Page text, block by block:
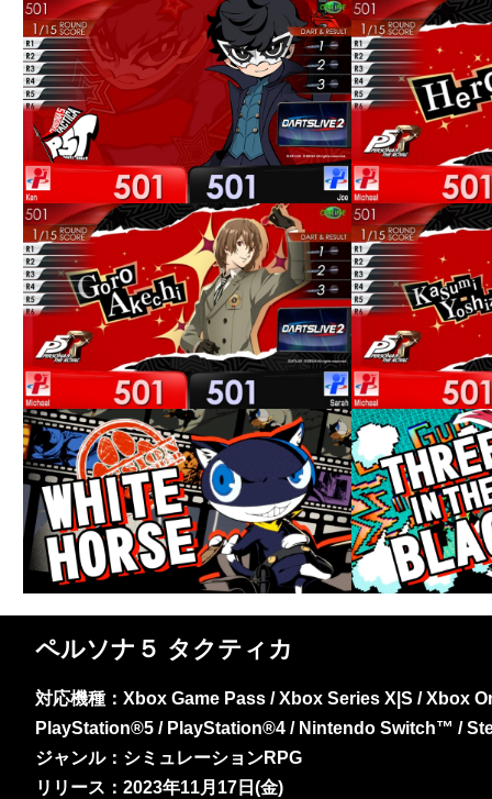
ペルソナ５ タクティカ
対応機種：Xbox Game Pass / Xbox Series X|S / Xbox
PlayStation®5 / PlayStation®4 / Nintendo Switch™ /
ジャンル：シミュレーションRPG
リリース：2023年11月17日(金)